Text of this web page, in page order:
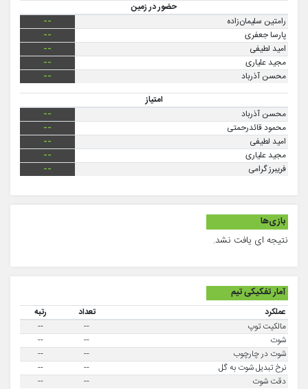
حضور در زمین
رامتین سلیمان‌زاده
--
پارسا جعفری
--
امید لطیفی
--
مجید علیاری
--
محسن آذرباد
--
امتیاز
محسن آذرباد
--
محمود قائدرحمتی
--
امید لطیفی
--
مجید علیاری
--
فریبرز گرامی
--
بازی‌ها
نتیجه ای یافت نشد.
آمار تفکیکی تیم
عملکرد تعداد
رتبه
مالکیت توپ
--
--
شوت
--
--
شوت در چارچوب
--
--
نرخ تبدیل شوت به گل
--
--
دقت شوت
--
--